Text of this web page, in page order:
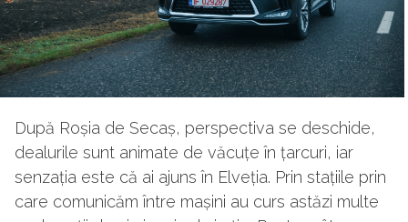
După Roșia de Secaș, perspectiva se deschide,
dealurile sunt animate de văcuțe în țarcuri, iar
senzația este că ai ajuns în Elveția. Prin stațiile prin
care comunicăm între mașini au curs astăzi multe